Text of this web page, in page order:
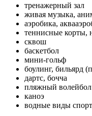
тренажерный зал
живая музыка,
аэробика,
теннисные корты,
сквош
баскетбол
мини-гольф
боулинг, бильярд
дартс, бочча
пляжный волейбол
каноэ
водные виды